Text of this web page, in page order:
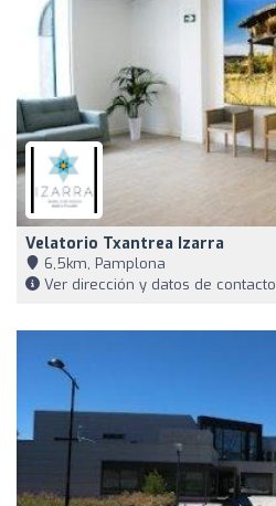
Velatorio Txantrea Izarra
6,5km, Pamplona
Ver dirección y datos de contacto